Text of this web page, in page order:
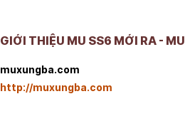
GIỚI THIỆU MU SS6 MỚI RA -
muxungba.com
http://muxungba.com